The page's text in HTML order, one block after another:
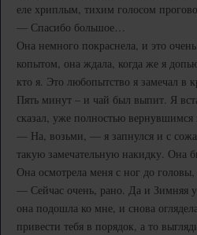
еле хриплым, тихим голосом
— Спасибо большое…
Она немного покраснела, и это
копытом, она ждала, когда же я
кто я. Это любопытство я замечал в
Пять минут – и чай был выпит. Я
сказал, уже полностью вернувшимся
— На, возьми, — я запнулся и с
такую замечательную накидку. Она
Она осмотрела меня с ног до
— Сейчас очень, рано. Да и Зимняя
она подошла ко мне, и снова
привести тебя в порядок, а то